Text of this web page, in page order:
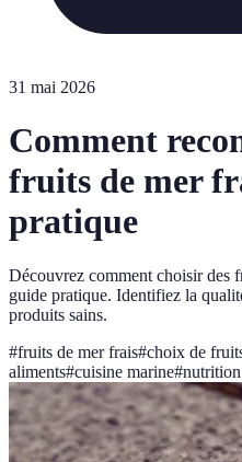
31 mai 2026
Comment
fruits de mer
pratique
Découvrez comment choisir des
guide pratique. Identifiez la
produits sains.
#fruits de mer frais#choix de
aliments#cuisine marine#